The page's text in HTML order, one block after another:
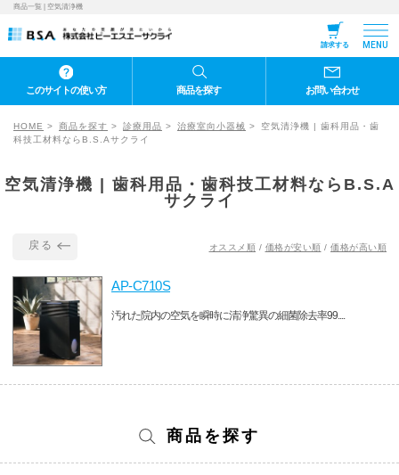
商品一覧 | 空気清浄機
請求する MENU
このサイトの使い方 商品を探す お問い合わせ
HOME 商品を探す 診療用品 治療室向小器械
空気清浄機 | 歯科用品・歯
科技工材料ならB.S.Aサクライ
空気清浄機 | 歯科用品・歯科技工材料ならB.S.A
サクライ
戻る オススメ順 / 価格が安い順 / 価格が高い順
AP-C710S
汚れた院内の空気を瞬時に清浄驚異の細菌除去率99....
商品を探す